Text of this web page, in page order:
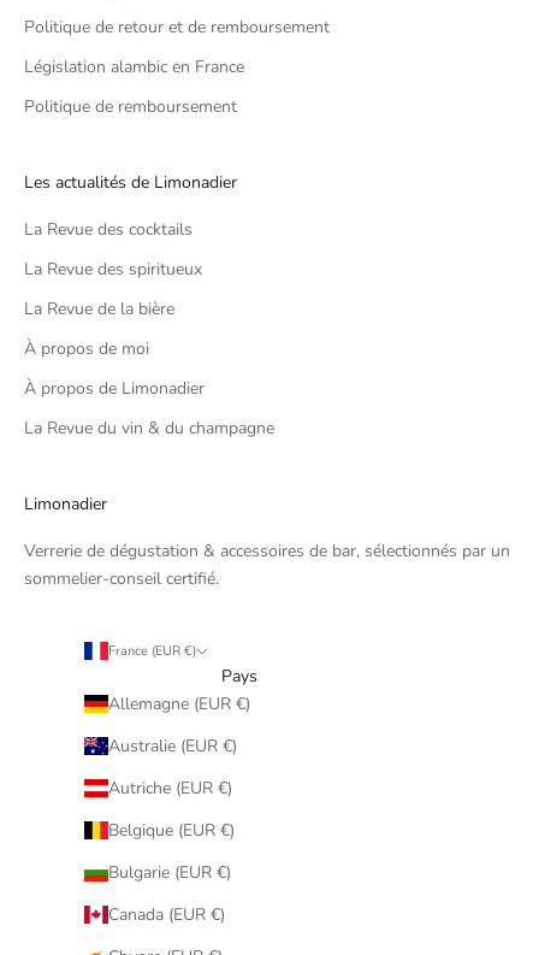
Politique de retour et de remboursement
Législation alambic en France
Politique de remboursement
Les actualités de Limonadier
La Revue des cocktails
La Revue des spiritueux
La Revue de la bière
À propos de moi
À propos de Limonadier
La Revue du vin & du champagne
Limonadier
Verrerie de dégustation & accessoires de bar, sélectionnés par un
sommelier-conseil certifié.
France (EUR €)
Pays
Allemagne (EUR €)
Australie (EUR €)
Autriche (EUR €)
Belgique (EUR €)
Bulgarie (EUR €)
Canada (EUR €)